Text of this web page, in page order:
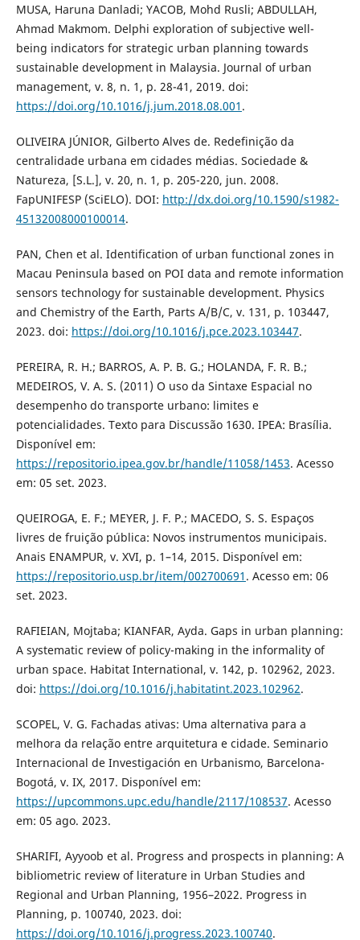
MUSA, Haruna Danladi; YACOB, Mohd Rusli; ABDULLAH,
Ahmad Makmom. Delphi exploration of subjective well-
being indicators for strategic urban planning towards
sustainable development in Malaysia. Journal of urban
management, v. 8, n. 1, p. 28-41, 2019. doi:
https://doi.org/10.1016/j.jum.2018.08.001 .
OLIVEIRA JÚNIOR, Gilberto Alves de. Redefinição da
centralidade urbana em cidades médias. Sociedade &
Natureza, [S.L.], v. 20, n. 1, p. 205-220, jun. 2008.
FapUNIFESP (SciELO). DOI: http://dx.doi.org/10.1590/s1982-
45132008000100014.
PAN, Chen et al. Identification of urban functional zones in
Macau Peninsula based on POI data and remote information
sensors technology for sustainable development. Physics
and Chemistry of the Earth, Parts A/B/C, v. 131, p. 103447,
2023. doi: https://doi.org/10.1016/j.pce.2023.103447.
PEREIRA, R. H.; BARROS, A. P. B. G.; HOLANDA, F. R. B.;
MEDEIROS, V. A. S. (2011) O uso da Sintaxe Espacial no
desempenho do transporte urbano: limites e
potencialidades. Texto para Discussão 1630. IPEA: Brasília.
Disponível em:
https://repositorio.ipea.gov.br/handle/11058/1453. Acesso
em: 05 set. 2023.
QUEIROGA, E. F.; MEYER, J. F. P.; MACEDO, S. S. Espaços
livres de fruição pública: Novos instrumentos municipais.
Anais ENAMPUR, v. XVI, p. 1–14, 2015. Disponível em:
https://repositorio.usp.br/item/002700691 . Acesso em: 06
set. 2023.
RAFIEIAN, Mojtaba; KIANFAR, Ayda. Gaps in urban planning:
A systematic review of policy-making in the informality of
urban space. Habitat International, v. 142, p. 102962, 2023.
doi: https://doi.org/10.1016/j.habitatint.2023.102962.
SCOPEL, V. G. Fachadas ativas: Uma alternativa para a
melhora da relação entre arquitetura e cidade. Seminario
Internacional de Investigación en Urbanismo, Barcelona-
Bogotá, v. IX, 2017. Disponível em:
https://upcommons.upc.edu/handle/2117/108537. Acesso
em: 05 ago. 2023.
SHARIFI, Ayyoob et al. Progress and prospects in planning: A
bibliometric review of literature in Urban Studies and
Regional and Urban Planning, 1956–2022. Progress in
Planning, p. 100740, 2023. doi:
https://doi.org/10.1016/j.progress.2023.100740.